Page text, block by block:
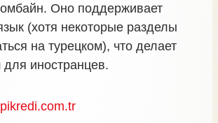
Оно поддерживает
(хотя некоторые разделы
на турецком), что делает
иностранцев.